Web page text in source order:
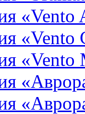
«Vento
«Vento
«Vento